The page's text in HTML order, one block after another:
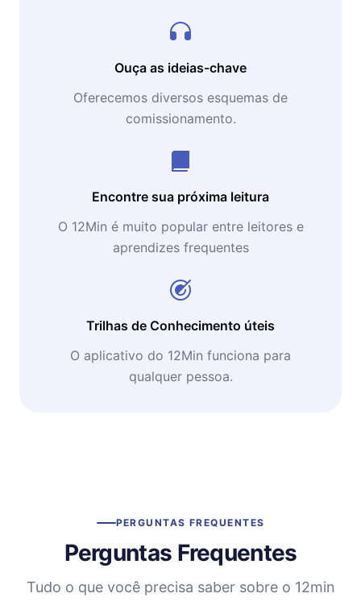
Ouça as ideias-chave
Oferecemos diversos esquemas de
comissionamento.
Encontre sua próxima leitura
O 12Min é muito popular entre leitores e
aprendizes frequentes
Trilhas de Conhecimento úteis
O aplicativo do 12Min funciona para
qualquer pessoa.
PERGUNTAS FREQUENTES
Perguntas Frequentes
Tudo o que você precisa saber sobre o 12min